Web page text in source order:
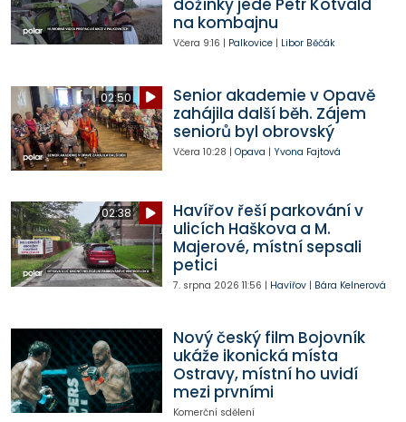
dožínky jede Petr Kotvald
na kombajnu
Včera 9:16 | Palkovice| Libor Běčák
02:50
Senior akademie v Opavě
zahájila další běh. Zájem
seniorů byl obrovský
Včera 10:28 | Opava | Yvona Fajtová
02:38
Havířov řeší parkování v
ulicích Haškova a M.
Majerové, místní sepsali
petici
7. srpna 2026 11:56 | Havířov| Bára Kelnerová
Nový český film Bojovník
ukáže ikonická místa
Ostravy, místní ho uvidí
mezi prvními
Komerční sdělení